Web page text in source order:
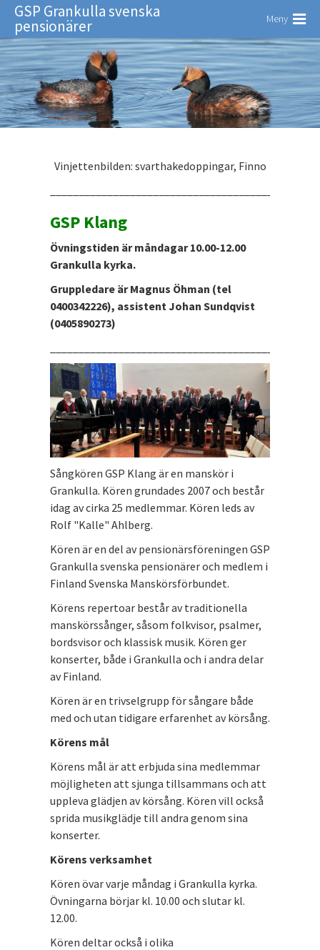
GSP Grankulla svenska
pensionärer Meny
Vinjettenbilden: svarthakedoppingar, Finno
GSP Klang
Övningstiden är måndagar 10.00-12.00
Grankulla kyrka.
Gruppledare är Magnus Öhman (tel
0400342226), assistent Johan Sundqvist
(0405890273)
Sångkören GSP Klang är en manskör i
Grankulla. Kören grundades 2007 och består
idag av cirka 25 medlemmar. Kören leds av
Rolf "Kalle" Ahlberg.
Kören är en del av pensionärsföreningen GSP
Grankulla svenska pensionärer och medlem i
Finland Svenska Manskörsförbundet.
Körens repertoar består av traditionella
manskörssånger, såsom folkvisor, psalmer,
bordsvisor och klassisk musik. Kören ger
konserter, både i Grankulla och i andra delar
av Finland.
Kören är en trivselgrupp för sångare både
med och utan tidigare erfarenhet av körsång.
Körens mål
Körens mål är att erbjuda sina medlemmar
möjligheten att sjunga tillsammans och att
uppleva glädjen av körsång. Kören vill också
sprida musikglädje till andra genom sina
konserter.
Körens verksamhet
Kören övar varje måndag i Grankulla kyrka.
Övningarna börjar kl. 10.00 och slutar kl.
12.00.
Kören deltar också i olika